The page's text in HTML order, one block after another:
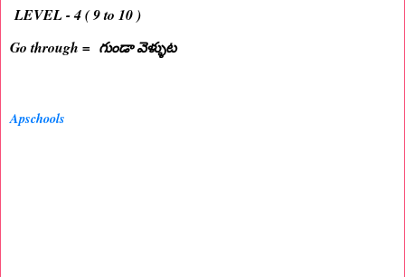
LEVEL - 4 ( 9 to 10 )
Go through = గుండా వెళ్ళుట
Apschools